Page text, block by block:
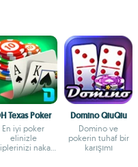
Texas Poker
En iyi poker
elinizle
nakavt
Domino QiuQiu
Domino ve
pokerin tuhaf bir
karışımı